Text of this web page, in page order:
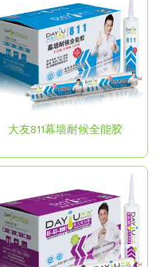
大友811幕墙耐候全能胶